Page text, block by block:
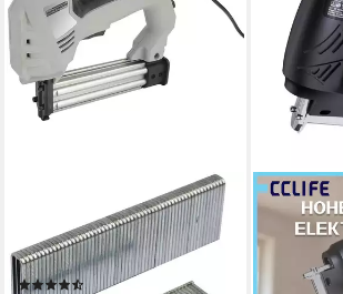
BRÜDER MANNESMANN
WERKZEUGE
Elektro-Tacker, 230 in V, inkl.
Klammern und Nägel
(10)